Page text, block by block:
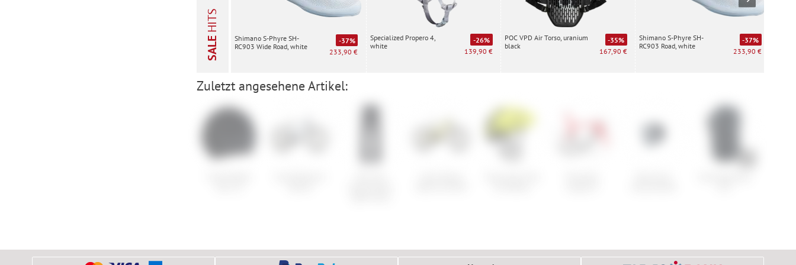
SALE
HITS
Shimano S-Phyre SH-
RC903 Wide Road, white
-37%
233,90 €
Specialized Propero 4,
white
-26%
139,90 €
POC VPD Air Torso, uranium
black
-35%
167,90 €
Shimano S-Phyre SH-
RC903 Road, white
-37%
233,90 €
Zuletzt angesehene Artikel: